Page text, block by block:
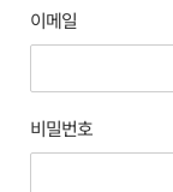
이메일
비밀번호